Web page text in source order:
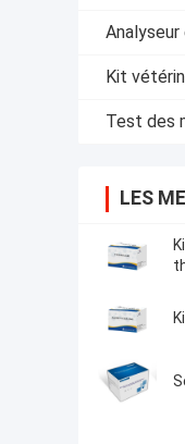
Kit
Test des
LES